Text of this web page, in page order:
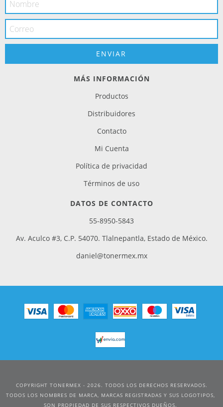
MÁS INFORMACIÓN
Productos
Distribuidores
Contacto
Mi Cuenta
Política de privacidad
Términos de uso
DATOS DE CONTACTO
55-8950-5843
Av. Aculco #3, C.P. 54070. Tlalnepantla, Estado de México.
daniel@tonermex.mx
COPYRIGHT TONERMEX - 2026. TODOS LOS DERECHOS RESERVADOS.